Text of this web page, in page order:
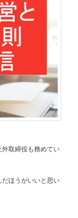
取締役も務めてい
ほうがいいと思い